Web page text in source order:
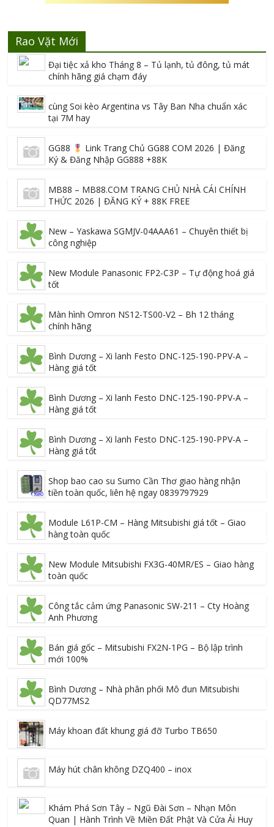
Rao Vặt Mới
Đại tiệc xả kho Tháng 8 – Tủ lạnh, tủ đông, tủ mát
chính hãng giá chạm đáy
cùng Soi kèo Argentina vs Tây Ban Nha chuẩn xác
tại 7M hay
GG88
Link Trang Chủ GG88 COM 2026 | Đăng
Ký & Đăng Nhập GG888 +88K
MB88 – MB88.COM TRANG CHỦ NHÀ CÁI CHÍNH
THỨC 2026 | ĐĂNG KÝ + 88K FREE
New – Yaskawa SGMJV-04AAA61 – Chuyên thiết bị
công nghiệp
New Module Panasonic FP2-C3P – Tự động hoá giá
tốt
Màn hình Omron NS12-TS00-V2 – Bh 12 tháng
chính hãng
Bình Dương – Xi lanh Festo DNC-125-190-PPV-A –
Hàng giá tốt
Bình Dương – Xi lanh Festo DNC-125-190-PPV-A –
Hàng giá tốt
Bình Dương – Xi lanh Festo DNC-125-190-PPV-A –
Hàng giá tốt
Shop bao cao su Sumo Cần Thơ giao hàng nhận
tiền toàn quốc, liên hệ ngay 0839797929
Module L61P-CM – Hàng Mitsubishi giá tốt – Giao
hàng toàn quốc
New Module Mitsubishi FX3G-40MR/ES – Giao hàng
toàn quốc
Công tắc cảm ứng Panasonic SW-211 – Cty Hoàng
Anh Phương
Bán giá gốc – Mitsubishi FX2N-1PG – Bộ lập trình
mới 100%
Bình Dương – Nhà phân phối Mô đun Mitsubishi
QD77MS2
Máy khoan đất khung giá đỡ Turbo TB650
Máy hút chân không DZQ400 – inox
Khám Phá Sơn Tây – Ngũ Đài Sơn – Nhạn Môn
Quan | Hành Trình Về Miền Đất Phật Và Cửa Ải Huy